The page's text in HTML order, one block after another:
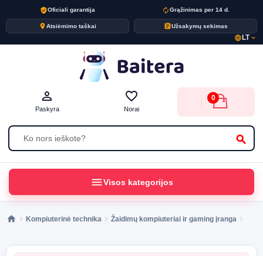
verified_userOficiali garantija autorenewGrąžinimas per 14 d.
placeAtsiėmimo taškai assignmentUžsakymų sekimas
language LTexpand_more
search
person_outline
Paskyra
favorite_border
Norai
0
menuVisos kategorijos
Kompiuterinė technika Žaidimų kompiuteriai ir gaming įranga